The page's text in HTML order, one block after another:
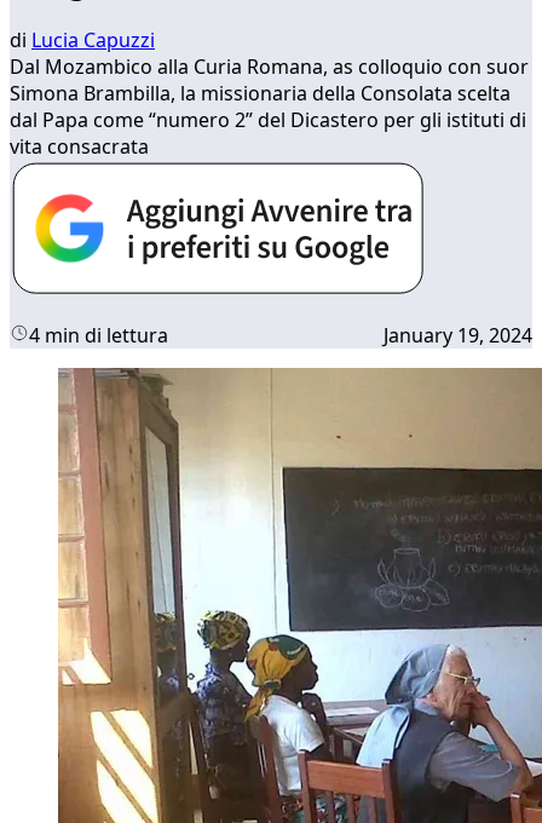
di Lucia Capuzzi
Dal Mozambico alla Curia Romana, as colloquio con suor
Simona Brambilla, la missionaria della Consolata scelta
dal Papa come “numero 2” del Dicastero per gli istituti di
vita consacrata
4 min di lettura January 19, 2024